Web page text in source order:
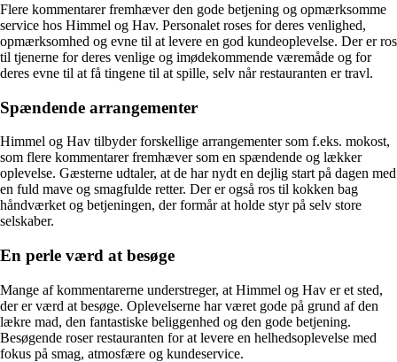
Flere kommentarer fremhæver den gode betjening og opmærksomme
service hos Himmel og Hav. Personalet roses for deres venlighed,
opmærksomhed og evne til at levere en god kundeoplevelse. Der er ros
til tjenerne for deres venlige og imødekommende væremåde og for
deres evne til at få tingene til at spille, selv når restauranten er travl.
Spændende arrangementer
Himmel og Hav tilbyder forskellige arrangementer som f.eks. mokost,
som flere kommentarer fremhæver som en spændende og lækker
oplevelse. Gæsterne udtaler, at de har nydt en dejlig start på dagen med
en fuld mave og smagfulde retter. Der er også ros til kokken bag
håndværket og betjeningen, der formår at holde styr på selv store
selskaber.
En perle værd at besøge
Mange af kommentarerne understreger, at Himmel og Hav er et sted,
der er værd at besøge. Oplevelserne har været gode på grund af den
lækre mad, den fantastiske beliggenhed og den gode betjening.
Besøgende roser restauranten for at levere en helhedsoplevelse med
fokus på smag, atmosfære og kundeservice.